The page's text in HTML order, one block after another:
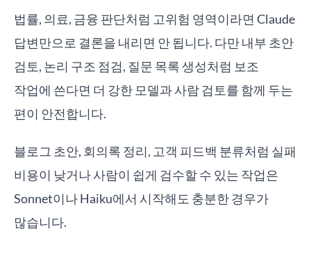
법률, 의료, 금융 판단처럼 고위험 영역이라면 Claude
답변만으로 결론을 내리면 안 됩니다. 다만 내부 초안
검토, 논리 구조 점검, 질문 목록 생성처럼 보조
작업에 쓴다면 더 강한 모델과 사람 검토를 함께 두는
편이 안전합니다.
블로그 초안, 회의록 정리, 고객 피드백 분류처럼 실패
비용이 낮거나 사람이 쉽게 검수할 수 있는 작업은
Sonnet이나 Haiku에서 시작해도 충분한 경우가
많습니다.